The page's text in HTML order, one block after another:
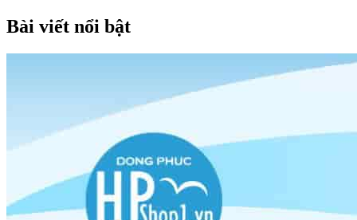
Bài viết nổi bật